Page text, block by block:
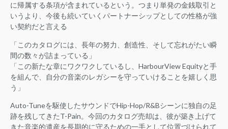
に帰属する条項が含まれているという。つまり単発の金銭取引と
いうより、今後も続いていくパートナーシップとしての性格が強
い契約だと言える
「このカタログには、長年の努力、創造性、そして忘れがたい瞬
間の数々が詰まっている」
「この新たな章にワクワクしているし、HarbourView Equityと手
を組んで、自分の音楽のレガシーを守っていけることを嬉しく思
う」
Auto-Tuneを駆使したサウンドでHip-Hop/R&Bシーンに独自の足
跡を残してきたT-Pain。今回のカタログ売却は、彼が築き上げて
きた音楽的遺産を長期的に守るための一手として位置づけられて